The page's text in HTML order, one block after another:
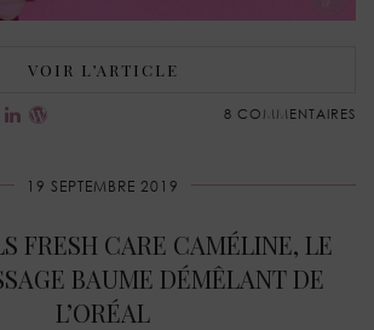
VOIR L’ARTICLE
8 COMMENTAIRES
19 SEPTEMBRE 2019
FRESH CARE CAMÉLINE, LE
BAUME DÉMÊLANT DE
L’ORÉAL